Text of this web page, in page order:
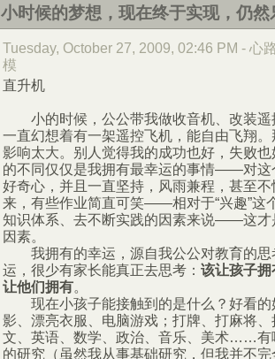
小时候的梦想，现在终于实现，仍然
Tuesday, October 27, 2009, 02:46 PM - 心
模
直升机
小的时候，公公带我做收音机、改装遥
一直幻想着有一架遥控飞机，能自由飞翔
影响太大。别人觉得我的成功也好，失败
的不同仅仅是我拥有最幸运的事情——对这
好奇心，并且一直坚持，风雨兼程，甚至
来，有些作业简直可笑——相对于“兴趣”这
知识体系、去不断实践的因素来说——这才
因素。
我拥有的幸运，源自我公公对教育的思
运，很少有家长能真正去思考： 该让孩子
让他们拥有。
现在小孩子能接触到的是什么？好看的
影、漂亮衣服、电脑游戏；打牌、打麻将
文、英语、数学、政治、音乐、美术……有
的研究（虽然我从事基础研究，但我并不